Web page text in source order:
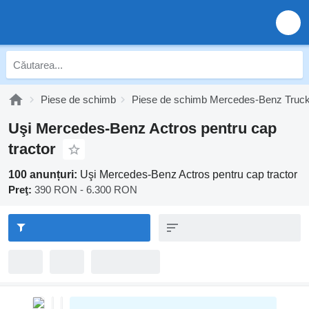
Piese de schimb Piese de schimb Mercedes-Benz
Uşi Mercedes-Benz Actros pentru cap
tractor
100 anunțuri: Uşi Mercedes-Benz Actros pentru cap tractor
Preţ: 390 RON - 6.300 RON